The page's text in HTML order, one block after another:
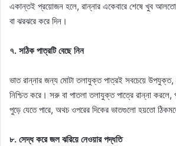
একান্তই প্রয়োজন হলে, রান্নার একেবারে শেষে খুব
বা ঝরঝরে করে দিন।
৭. সঠিক পাত্রটি বেছে নিন
ভাত রান্নার জন্য মোটা তলাযুক্ত পাত্রই সবচেয়ে উপযুক্ত,
নিশ্চিত করে। সরু বা পাতলা তলাযুক্ত পাত্রে রান্না করলে,
পুড়ে যেতে পারে, অথচ ওপরের দিকের ভাতগুলো হয়তো
৮. সেদ্ধ করে জল ঝরিয়ে নেওয়ার পদ্ধতি